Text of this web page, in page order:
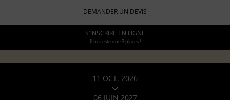
DEMANDER UN DEVIS
S'INSCRIRE EN LIGNE
Il ne reste que 3 places !
11 OCT. 2026
06 JUIN 2027